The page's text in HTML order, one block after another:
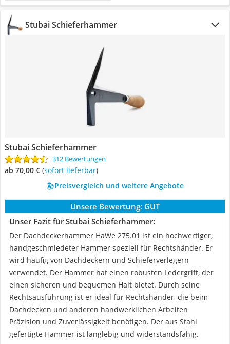
Stubai Schieferhammer
Stubai Schieferhammer
312 Bewertungen
ab 70,00 € ( Sofort lieferbar)
Preisvergleich und weitere Angebote
Unsere Bewertung: GUT
Unser Fazit für Stubai Schieferhammer:
Der Dachdeckerhammer HaWe 275.01 ist ein hochwertiger,
handgeschmiedeter Hammer speziell für Rechtshänder. Er
wird häufig von Dachdeckern und Schieferverlegern
verwendet. Der Hammer hat einen robusten Ledergriff, der
einen sicheren und bequemen Halt bietet. Durch seine
Rechtsausführung ist er ideal für Rechtshänder, die beim
Dachdecken und anderen handwerklichen Arbeiten
Präzision und Zuverlässigkeit benötigen. Der aus Stahl
gefertigte Hammer ist langlebig und widerstandsfähig.